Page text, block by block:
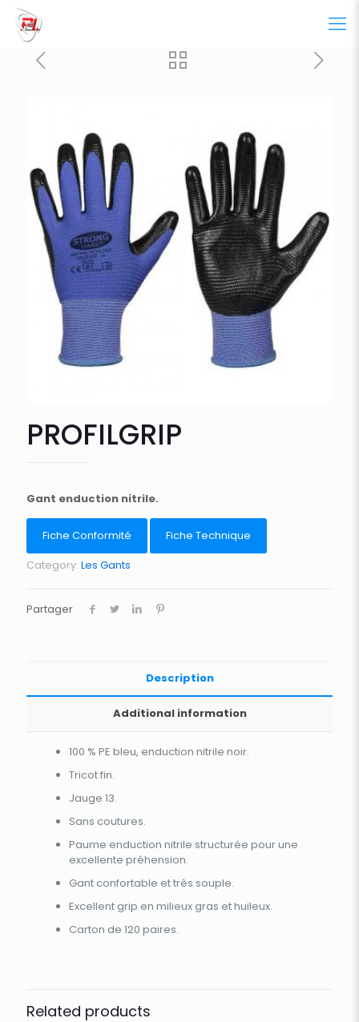
PROFILGRIP
Gant enduction nitrile.
Fiche Conformité
Fiche Technique
Category: Les Gants
Partager
Description
Additional information
100 % PE bleu, enduction nitrile noir.
Tricot fin.
Jauge 13.
Sans coutures.
Paume enduction nitrile structurée pour une
excellente préhension.
Gant confortable et très souple.
Excellent grip en milieux gras et huileux.
Carton de 120 paires.
Related products